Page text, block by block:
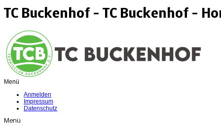
TC Buckenhof - TC Buckenhof -
Menü
Anmelden
Impressum
Datenschutz
Menü